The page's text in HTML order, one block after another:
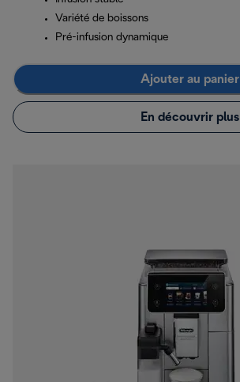
Variété de boissons
Pré-infusion dynamique
Ajouter au panier
En découvrir plus